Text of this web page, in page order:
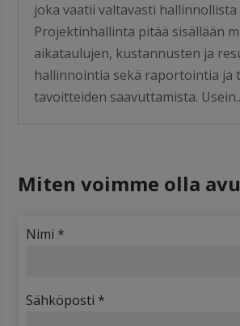
joka vaatii valtavasti hallinnollista
Projektinhallinta pitää sisällään
aikataulujen, kustannusten ja
hallinnointia sekä raportointia ja
tavoitteiden saavuttamista.
Miten voimme olla
Nimi *
Sähköposti *